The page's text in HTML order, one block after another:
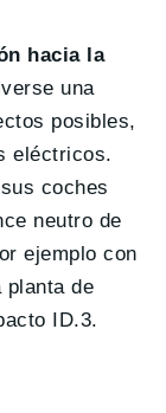
hacia la
una
posibles,
eléctricos.
coches
neutro de
ejemplo con
planta de
ID.3.